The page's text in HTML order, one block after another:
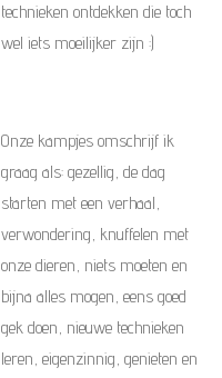
technieken ontdekken die toch
wel iets moeilijker zijn :)
Onze kampjes omschrijf ik
graag als: gezellig, de dag
starten met een verhaal,
verwondering, knuffelen met
onze dieren, niets moeten en
bijna alles mogen, eens goed
gek doen, nieuwe technieken
leren, eigenzinnig, genieten en